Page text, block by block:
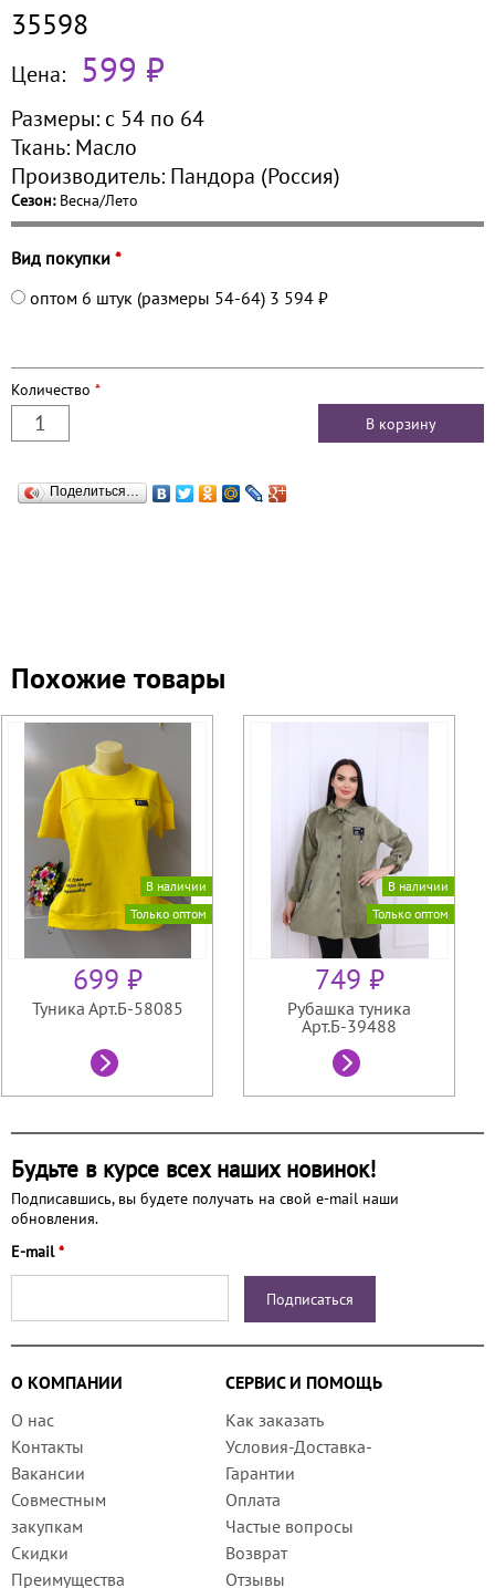
35598
Цена: 599 ₽
Размеры: с 54 по 64
Ткань: Масло
Производитель: Пандора (Россия)
Сезон: Весна/Лето
Вид покупки *
оптом 6 штук (размеры 54-64) 3 594 ₽
Количество *
Поделиться…
Похожие товары
В наличии
Только оптом
699 ₽
Туника Арт.Б-58085
В наличии
Только оптом
749 ₽
Рубашка туника
Арт.Б-39488
Будьте в курсе всех наших новинок!
Подписавшись, вы будете получать на свой e-mail наши
обновления.
E-mail*
О КОМПАНИИ
СЕРВИС И ПОМОЩЬ
О нас
Контакты
Вакансии
Совместным
закупкам
Скидки
Преимущества
Как заказать
Условия-Доставка-
Гарантии
Оплата
Частые вопросы
Возврат
Отзывы